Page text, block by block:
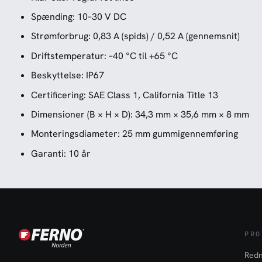
Spænding: 10–30 V DC
Strømforbrug: 0,83 A (spids) / 0,52 A (gennemsnit)
Driftstemperatur: –40 °C til +65 °C
Beskyttelse: IP67
Certificering: SAE Class 1, California Title 13
Dimensioner (B × H × D): 34,3 mm × 35,6 mm × 8 mm
Monteringsdiameter: 25 mm gummigennemføring
Garanti: 10 år